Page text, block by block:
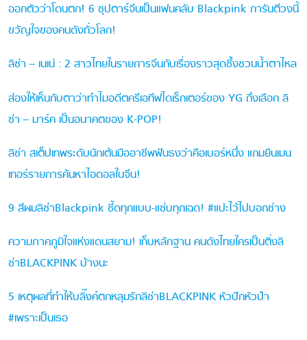
ออกตัวว่าโดนตก! 6 ซุปตาร์จีนเป็นแฟนคลับ Blackpink การันตีวงนี้
ขวัญใจของคนดังทั่วโลก!
ลิซ่า – เนเน่ : 2 สาวไทยในรายการจีนกับเรื่องราวสุดซึ้งชวนน้ำตาไหล
ส่องให้เห็นกับตาว่าทำไมอดีตครีเอทีฟไดเร็กเตอร์ของ YG ถึงเลือก ลิ
ซ่า – มาร์ค เป็นอนาคตของ K-POP!
ลิซ่า สเต็ปเทพระดับนักเต้นมืออาชีพฟันธงว่าคือเบอร์หนึ่ง แถมยืนเมน
เทอร์รายการค้นหาไอดอลในจีน!
9 สีผมลิซ่าBlackpink ซี้ดทุกแบบ-แซ่บทุกเฉด! #แปะไว้ไปบอกช่าง
ความภาคภูมิใจแห่งแดนสยาม! เก็บหลักฐาน คนดังไทยใครเป็นติ่งลิ
ซ่าBLACKPINK บ้างนะ
5 เหตุผลที่ทำให้บลิ๊งค์ตกหลุมรักลิซ่าBLACKPINK หัวปักหัวปำ
#เพราะเป็นเธอ